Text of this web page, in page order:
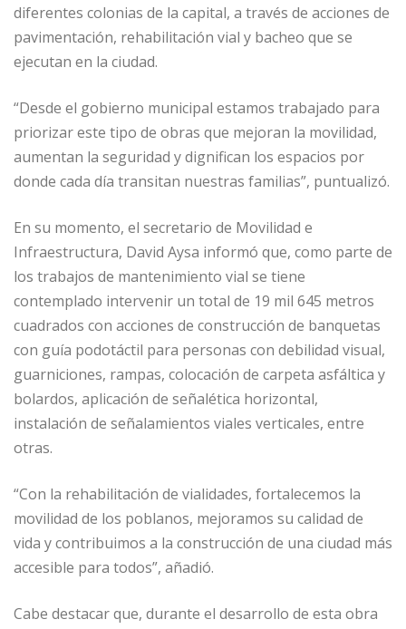
diferentes colonias de la capital, a través de acciones de
pavimentación, rehabilitación vial y bacheo que se
ejecutan en la ciudad.
“Desde el gobierno municipal estamos trabajado para
priorizar este tipo de obras que mejoran la movilidad,
aumentan la seguridad y dignifican los espacios por
donde cada día transitan nuestras familias”, puntualizó.
En su momento, el secretario de Movilidad e
Infraestructura, David Aysa informó que, como parte de
los trabajos de mantenimiento vial se tiene
contemplado intervenir un total de 19 mil 645 metros
cuadrados con acciones de construcción de banquetas
con guía podotáctil para personas con debilidad visual,
guarniciones, rampas, colocación de carpeta asfáltica y
bolardos, aplicación de señalética horizontal,
instalación de señalamientos viales verticales, entre
otras.
“Con la rehabilitación de vialidades, fortalecemos la
movilidad de los poblanos, mejoramos su calidad de
vida y contribuimos a la construcción de una ciudad más
accesible para todos”, añadió.
Cabe destacar que, durante el desarrollo de esta obra